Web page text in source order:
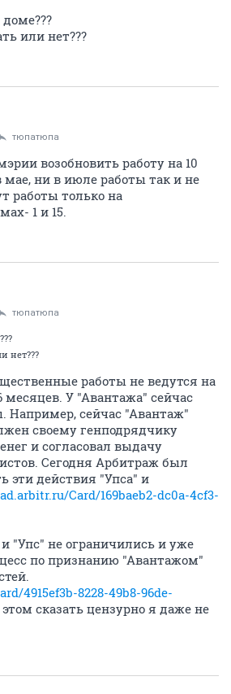
или нет???
тюпатюпа
возобновить работу на 10
ни в июле работы так и не
работы только на
1 и 15.
тюпатюпа
нет???
работы не ведутся на
месяцев. У "Авантажа" сейчас
Например, сейчас "Авантаж"
своему генподрядчику
и согласовал выдачу
Сегодня Арбитраж был
эти действия "Упса" и
Card/169baeb2-dc0a-4cf3-
"Упс" не ограничились и уже
по признанию "Авантажом"
4915ef3b-8228-49b8-96de-
сказать цензурно я даже не